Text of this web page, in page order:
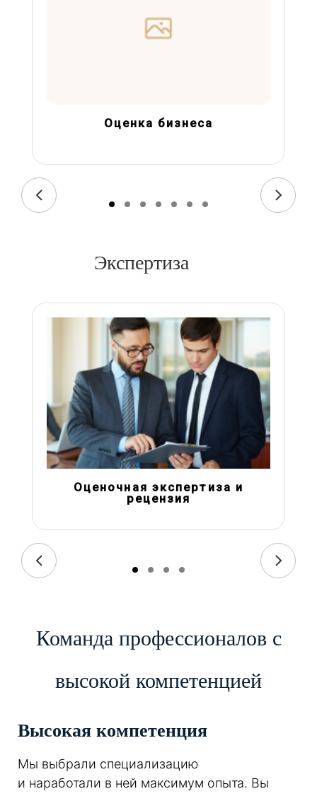
Оценка бизнеса
Экспертиза
Оценочная экспертиза и
рецензия
Команда профессионалов с
высокой компетенцией
Высокая компетенция
Мы выбрали специализацию
и наработали в ней максимум опыта. Вы